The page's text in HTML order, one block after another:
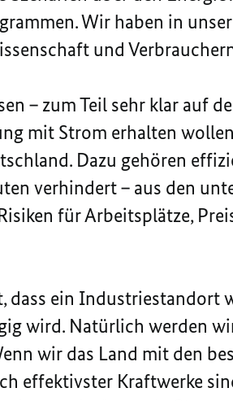
Wir haben in
und
– zum Teil sehr klar auf
mit Strom erhalten
Dazu gehören
verhindert – aus den
für Arbeitsplätze,
dass ein Industriestandort
wird. Natürlich werden
wir das Land mit den
effektivster Kraftwerke